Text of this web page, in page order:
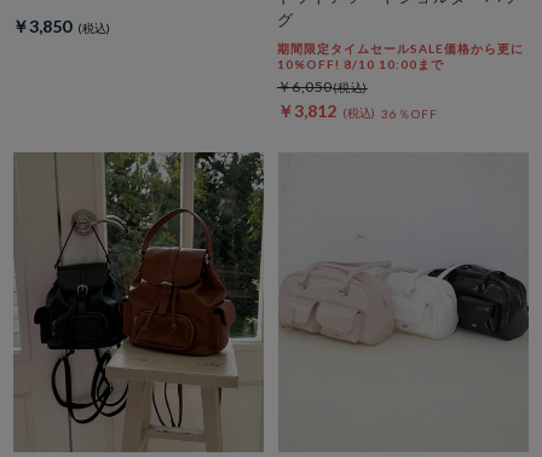
￥3,850
グ
期間限定タイムセールSALE価格から更に
10%OFF! 8/10 10:00まで
￥3,812 36％OFF
￥6,050